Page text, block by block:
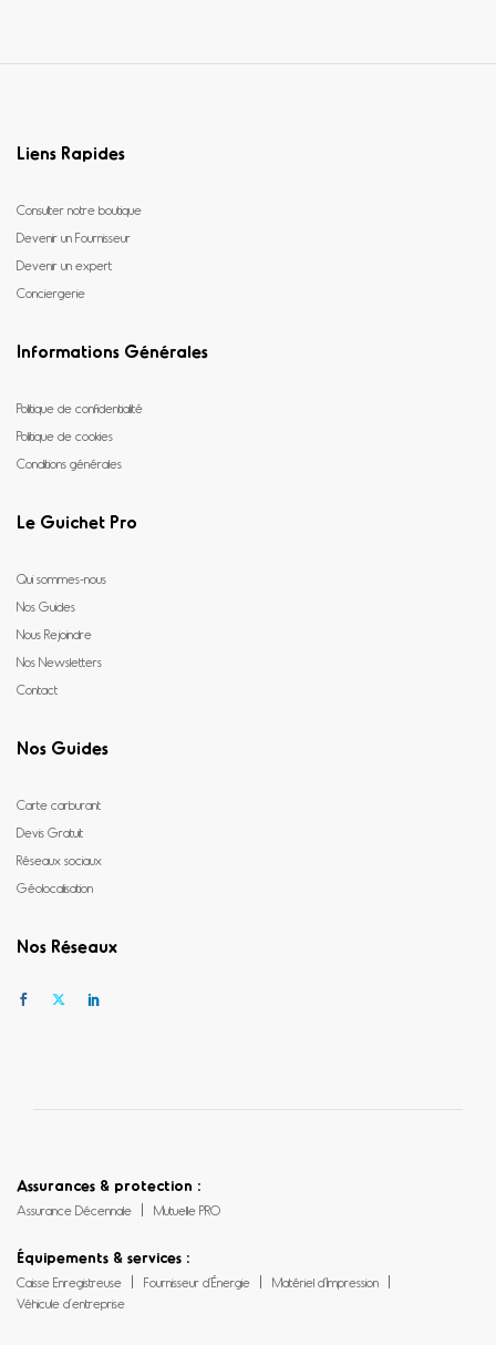
Liens Rapides
Consulter notre boutique
Devenir un Fournisseur
Devenir un expert
Conciergerie
Informations Générales
Politique de confidentialité
Politique de cookies
Conditions générales
Le Guichet Pro
Qui sommes-nous
Nos Guides
Nous Rejoindre
Nos Newsletters
Contact
Nos Guides
Carte carburant
Devis Gratuit
Réseaux sociaux
Géolocalisation
Nos Réseaux
Assurances & protection :
Assurance Décennale Mutuelle PRO
Équipements & services :
Caisse Enregistreuse Fournisseur d’Énergie
Matériel d’Impression
Véhicule d’entreprise